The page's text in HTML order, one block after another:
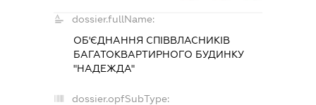
dossier.fullName:
ОБ'ЄДНАННЯ СПІВВЛАСНИКІВ
БАГАТОКВАРТИРНОГО БУДИНКУ
"НАДЕЖДА"
dossier.opfSubType: